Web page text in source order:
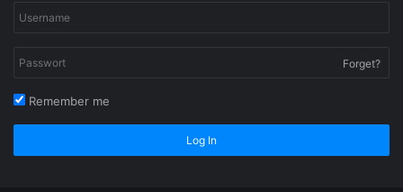
Forget?
Remember me
Log In